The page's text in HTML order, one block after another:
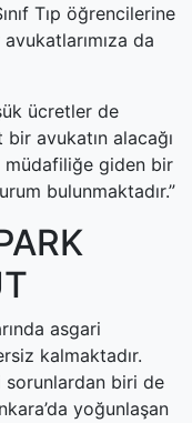
Tıp öğrencilerine
da
ücretler de
avukatın alacağı
müdafiliğe giden bir
bulunmaktadır.”
asgari
kalmaktadır.
sorunlardan biri de
yoğunlaşan